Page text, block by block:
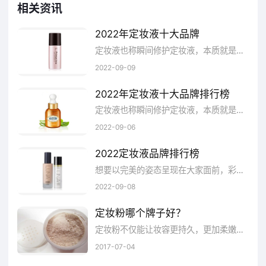
蕊馨贸易(深圳)有限公司)
6.德.赞臣JANSSEN(于1989年德国,按德
国原装进口专业美容化妆品国际品牌,深圳市利
7.Olerace澳蕾丝(源于瑞士,专注于医学美
容护肤品研发制造的企业,知名定妆液品牌,中国
代理:西安莱茵商贸有限公司)
8.明艳MEIKO(品牌来源于日本,十大定妆
液品牌,明艳Meiko在日本拥有强大的科研力量,
香港大兴号贸易有限公司)
9.颐莲Rellet(山东省著名商标,定妆液十大
相关资讯
2022年定妆液十大品牌
定妆液也称瞬间修护定妆液，本质就是定妆安瓶，由于其特殊的功效，又称为化妆界的液体黄金。深受化妆师的青睐，可以说是化妆师的必备武器。想知道中国市场上都有哪些比较好的定妆液品牌么？在这里就为大家介绍几款比较不错的定妆液，主要有：法诺、丝诺熏、伊思翠、特媚儿、安琪儿、蓓瑟丝、黛莉妍、依莱斯、赞臣、明艳等。
2022-09-09
2022年定妆液十大品牌排行榜
定妆液也称瞬间修护定妆液，本质就是定妆安瓶，由于其特殊的功效，又称为化妆界的液体黄金。深受化妆师的青睐，可以说是化妆师的必备武器。这里就为大家介绍一下排名前十的定妆液品牌，主要是这几个：法诺、丝诺熏、伊思翠、特媚儿、蓓瑟丝、黛莉妍、伊莱斯、德赞臣、明艳、颐莲等。
2022-09-06
2022定妆液品牌排行榜
想要以完美的姿态呈现在大家面前，彩妆就是必不可少的。不过我们要如何塑造完美的彩妆造型，而且还能保持住呢?这时候定妆液就派上用处了。那么定妆液有哪些好牌子呢?品牌网依托大数据技术,综合品牌实力、产品销量、用户口碑、网友投票等近百项指标评选出了定妆液品牌排行榜，供大家参考选择。
2022-09-08
定妆粉哪个牌子好？
定妆粉不仅能让妆容更持久，更加柔嫩细滑，还有遮瑕的功效，是需要持久妆容的美女的必备物品。那定妆粉哪个牌子好呢?定妆粉什么牌子好?...
2017-07-04